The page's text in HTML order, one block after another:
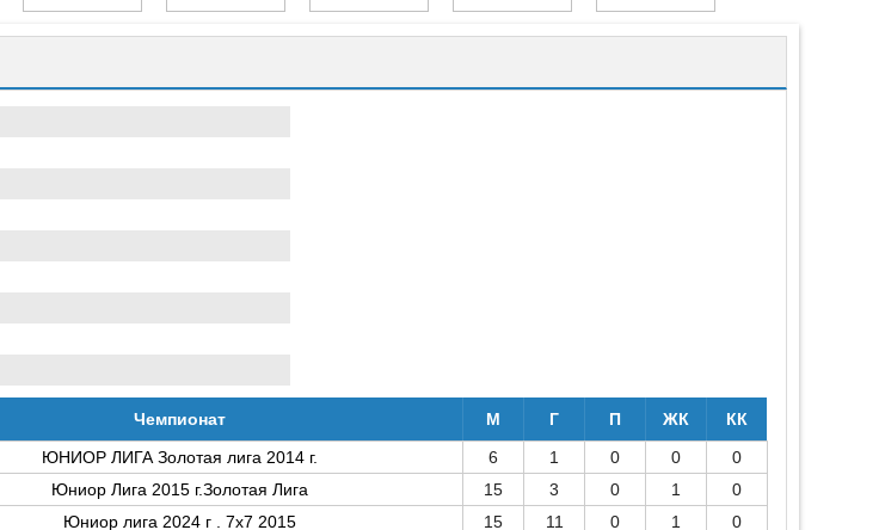
Чемпионат М Г П ЖК
КК
ЮНИОР ЛИГА Золотая лига 2014 г. 6 1 0 0
0
Юниор Лига 2015 г.Золотая Лига 15 3 0 1
0
Юниор лига 2024 г . 7x7 2015 15 11 0 1 0